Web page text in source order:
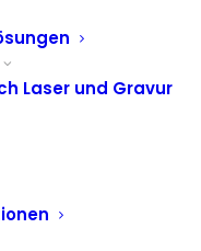
Laser und Gravur